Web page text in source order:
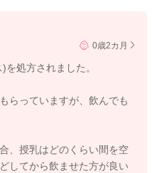
0歳2カ月
処方されました。
らっていますが、飲んでも
、授乳はどのくらい間を空
してから飲ませた方が良い